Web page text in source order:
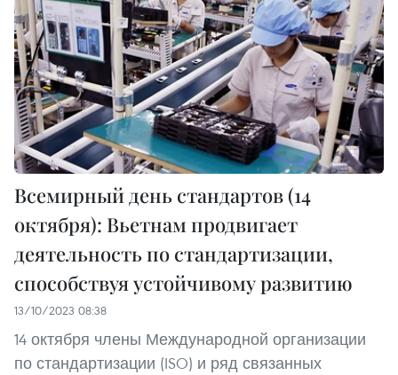
Всемирный день стандартов (14
октября): Вьетнам продвигает
деятельность по стандартизации,
способствуя устойчивому развитию
13/10/2023 08:38
14 октября члены Международной организации
по стандартизации (ISO) и ряд связанных